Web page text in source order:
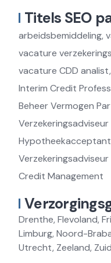
Titels SEO
arbeidsbemiddeling,
vacature
vacature CDD
Interim Credit
Beheer Vermogen
Credit Management
Drenthe, Flevoland,
Limburg, Noord-
Utrecht, Zeeland,